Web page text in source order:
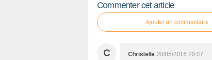
Commenter cet article
Ajouter un commentaire
C Christelle 28/05/2016 20:07